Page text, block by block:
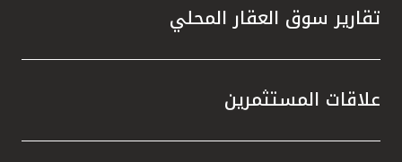
تقارير سوق العقار المحلي
علاقات المستثمرين